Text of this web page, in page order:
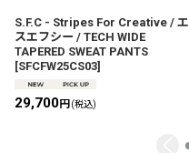
S.F.C - Stripes For Creative / エ
スエフシー / TECH WIDE
TAPERED SWEAT PANTS
[SFCFW25CS03]
29,700円 (税込)